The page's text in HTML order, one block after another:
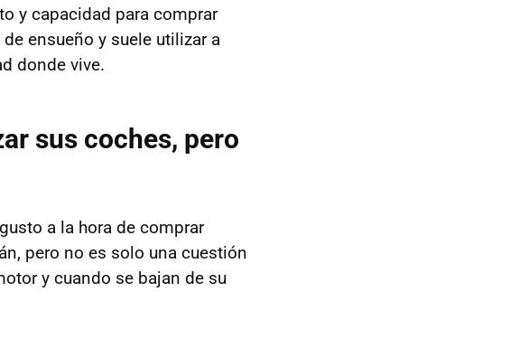
y capacidad para comprar
ensueño y suele utilizar a
donde vive.
sus coches, pero
a la hora de comprar
pero no es solo una cuestión
y cuando se bajan de su